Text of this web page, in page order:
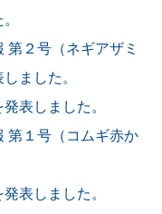
第２号（ネギアザミ
ました。
表しました。
第１号（コムギ赤か
表しました。